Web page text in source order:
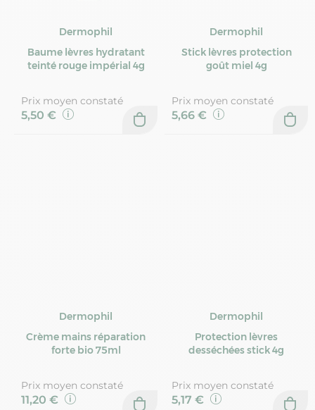
Dermophil
Baume lèvres hydratant
teinté rouge impérial 4g
Prix moyen constaté
5,50 €
Dermophil
Stick lèvres protection
goût miel 4g
Prix moyen constaté
5,66 €
Dermophil
Crème mains réparation
forte bio 75ml
Prix moyen constaté
11,20 €
Dermophil
Protection lèvres
desséchées stick 4g
Prix moyen constaté
5,17 €